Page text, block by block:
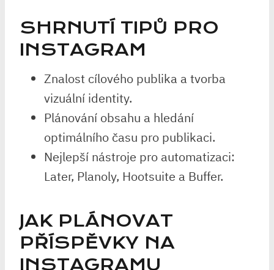
SHRNUTÍ TIPŮ PRO
INSTAGRAM
Znalost cílového publika a tvorba
vizuální identity.
Plánování obsahu a hledání
optimálního času pro publikaci.
Nejlepší nástroje pro automatizaci:
Later, Planoly, Hootsuite a Buffer.
JAK PLÁNOVAT
PŘÍSPĚVKY NA
INSTAGRAMU